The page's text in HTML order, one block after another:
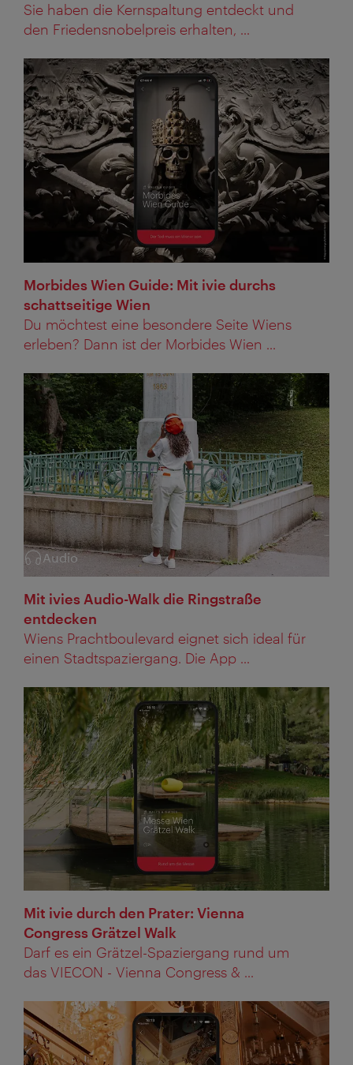
Sie haben die Kernspaltung entdeckt und
den Friedensnobelpreis erhalten, ...
Morbides Wien Guide: Mit ivie durchs
schattseitige Wien
Du möchtest eine besondere Seite Wiens
erleben? Dann ist der Morbides Wien ...
Kategorie:
Audio
Mit ivies Audio-Walk die Ringstraße
entdecken
Wiens Prachtboulevard eignet sich ideal für
einen Stadtspaziergang. Die App ...
Mit ivie durch den Prater: Vienna
Congress Grätzel Walk
Darf es ein Grätzel-Spaziergang rund um
das VIECON - Vienna Congress & ...